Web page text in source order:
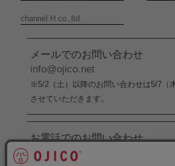
channel H co.,ltd.
メールでのお問い合わせ
info@ojico.net
※5/2（土）以降のお問い合わせは5/7（
させていただきます。
お電話でのお問い合わせ
076-246-5050